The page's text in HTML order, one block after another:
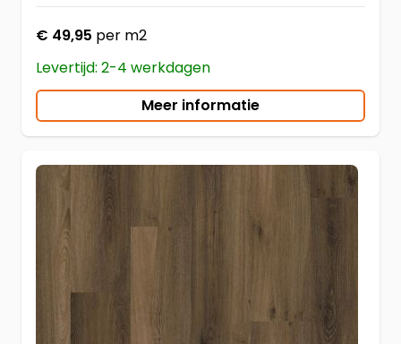
€ 49,95 per m2
Levertijd: 2-4 werkdagen
Meer informatie